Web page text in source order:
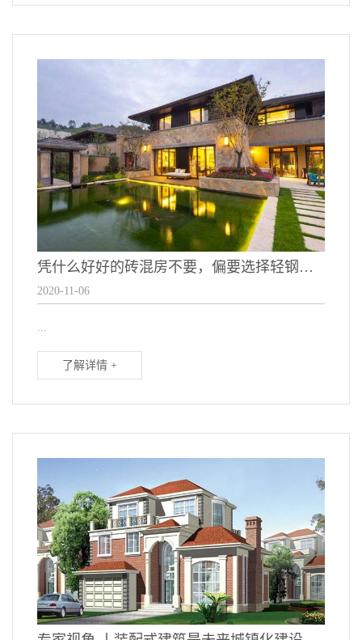
凭什么好好的砖混房不要，偏要选择轻钢别墅？
2020-11-06
了解详情 +